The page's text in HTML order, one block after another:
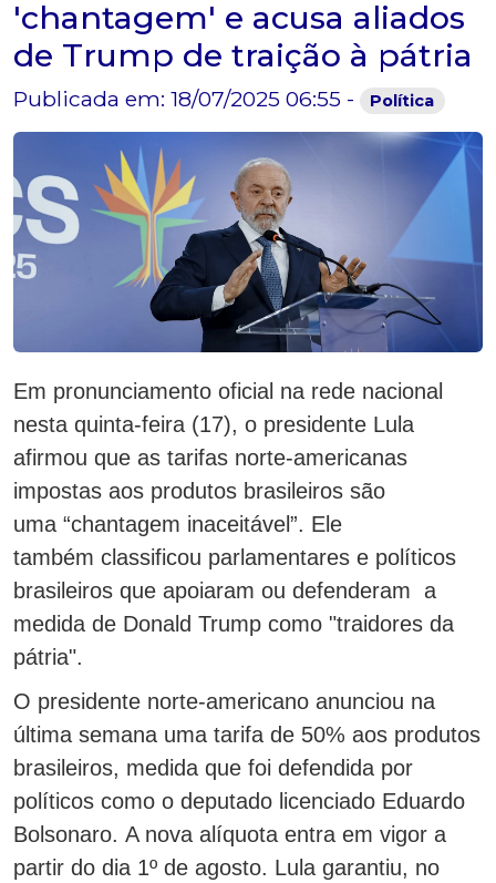
'chantagem' e acusa aliados
de Trump de traição à pátria
Publicada em: 18/07/2025 06:55 - Política
Em pronunciamento oficial na rede nacional
nesta quinta-feira (17), o presidente Lula
afirmou que as tarifas norte-americanas
impostas aos produtos brasileiros são
uma “chantagem inaceitável”. Ele
também classificou parlamentares e políticos
brasileiros que apoiaram ou defenderam a
medida de Donald Trump como "traidores da
pátria".
O presidente norte-americano anunciou na
última semana uma tarifa de 50% aos produtos
brasileiros, medida que foi defendida por
políticos como o deputado licenciado Eduardo
Bolsonaro. A nova alíquota entra em vigor a
partir do dia 1º de agosto. Lula garantiu, no